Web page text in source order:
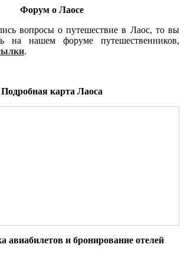
Форум о Лаосе
вопросы о путешествие в Лаос, то вы
на нашем форуме путешественников,
.
Подробная карта Лаоса
авиабилетов и бронирование отелей